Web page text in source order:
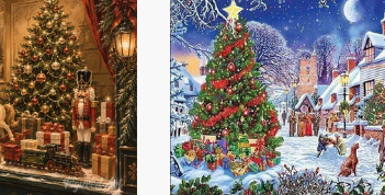
de
Cruz
Diamante
-
Christmas
Village